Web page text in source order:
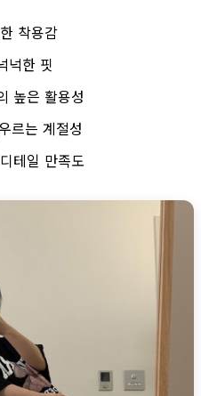
착용감
넉한 핏
높은 활용성
르는 계절성
테일 만족도